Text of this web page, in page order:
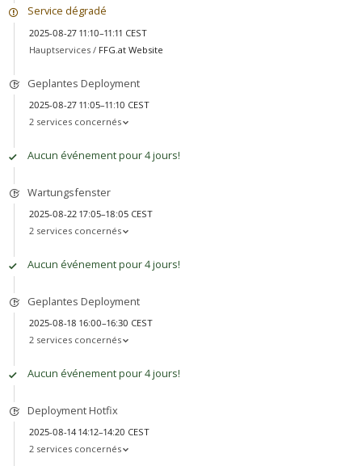
Service dégradé
2025-08-27 11:10–11:11 CEST
Hauptservices / FFG.at Website
Geplantes Deployment
2025-08-27 11:05–11:10 CEST
2 services concernés
Aucun événement pour 4 jours!
Wartungsfenster
2025-08-22 17:05–18:05 CEST
2 services concernés
Aucun événement pour 4 jours!
Geplantes Deployment
2025-08-18 16:00–16:30 CEST
2 services concernés
Aucun événement pour 4 jours!
Deployment Hotfix
2025-08-14 14:12–14:20 CEST
2 services concernés